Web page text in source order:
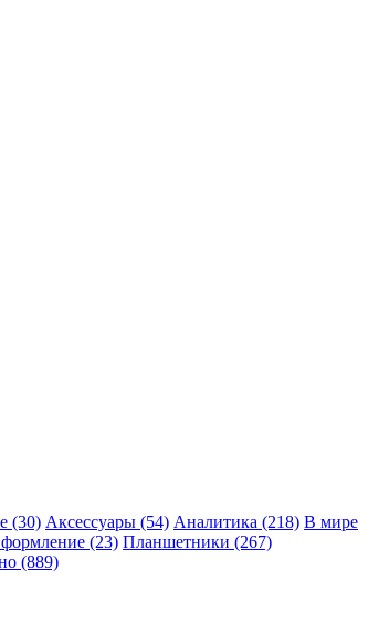
(30) Аксессуары (54) Аналитика (218) В мире
(23) Планшетники (267)
(889)